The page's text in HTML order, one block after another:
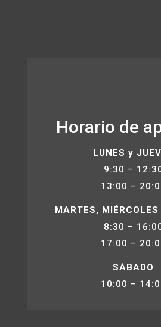
Horario de
LUNES y
9:30 –
13:00 –
MARTES, MIÉRCOLES
8:30 –
17:00 –
SÁBADO
10:00 –